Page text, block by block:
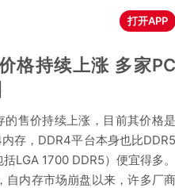
打开APP
格持续上涨 多家PC
的售价持续上涨，目前其价格是
存，DDR4平台本身也比DDR5
LGA 1700 DDR5）便宜得多。
内存市场崩盘以来，许多厂商